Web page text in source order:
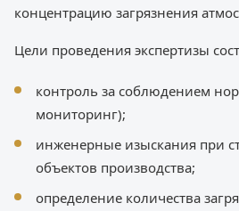
концентрацию загрязнения
Цели проведения экспертизы
контроль за соблюдением
мониторинг);
инженерные изыскания при
объектов производства;
определение количества